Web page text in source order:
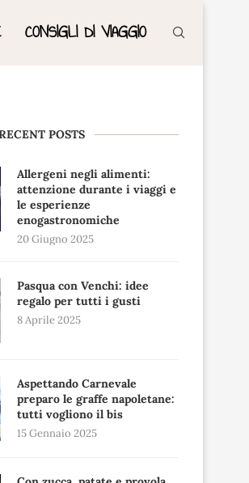
CONSIGLI DI VIAGGIO
POSTS
Allergeni negli alimenti:
attenzione durante i viaggi e
le esperienze
enogastronomiche
20 Giugno 2025
Pasqua con Venchi: idee
regalo per tutti i gusti
8 Aprile 2025
Aspettando Carnevale
preparo le graffe napoletane:
tutti vogliono il bis
15 Gennaio 2025